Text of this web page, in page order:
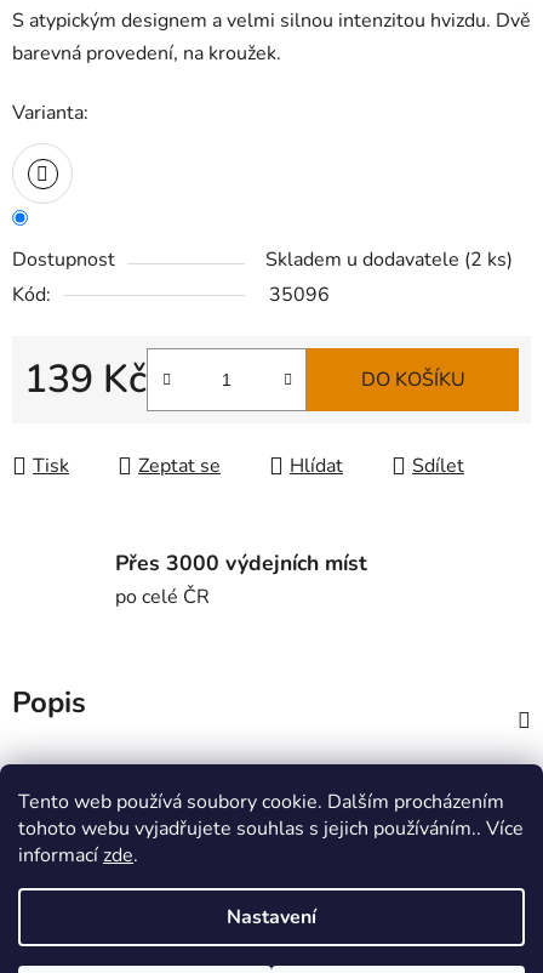
Tento web používá soubory cookie. Dalším procházením
tohoto webu vyjadřujete souhlas s jejich používáním.. Více
informacízde.
Nastavení
S atypickým designem a velmi silnou intenzitou hvizdu. Dvě
barevná provedení, na kroužek.
Varianta:
Dostupnost Skladem u dodavatele (2 ks)
Kód:
35096
139 Kč DO KOŠÍKU
Tisk Zeptat se Hlídat Sdílet
Přes 3000 výdejních míst
po celé ČR
Popis
Diskuze
MTWorkout Fitness prcek
Centrum environmentální výchovy Stolístek